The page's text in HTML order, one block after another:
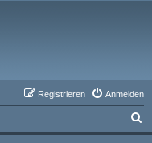
Anmelden
Registrieren
u